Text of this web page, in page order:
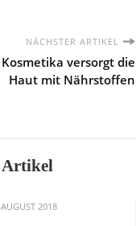
NÄCHSTER ARTIKEL
versorgt die
Haut mit Nährstoffen
2018